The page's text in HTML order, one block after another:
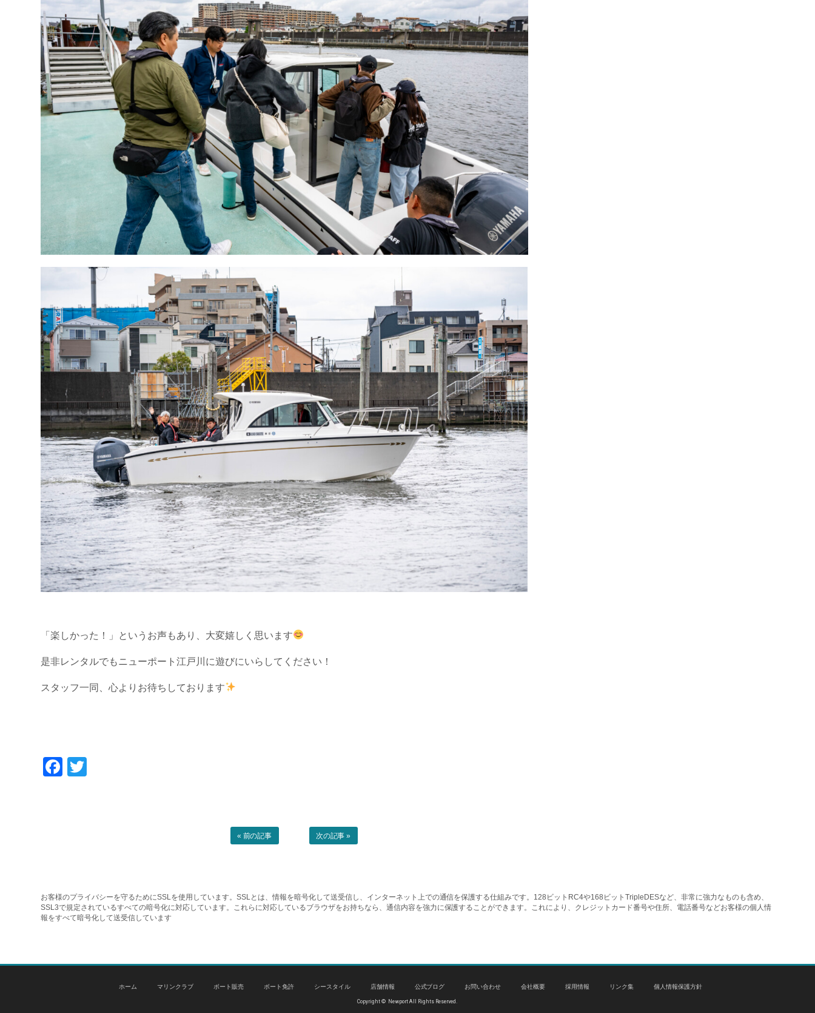
「楽しかった！」というお声もあり、大変嬉しく思います
是非レンタルでもニューポート江戸川に遊びにいらしてください！
スタッフ一同、心よりお待ちしております
Facebook
« 前の記事 次の記事 »
お客様のプライバシーを守るためにSSLを使用しています。SSLとは、情報を暗号化して送受信し、インターネット上での通信を保護する仕組みです。128ビットRC4や168ビットTripleDESなど、非常に強力なものも含め、
SSL3で規定されているすべての暗号化に対応しています。これらに対応しているブラウザをお持ちなら、通信内容を強力に保護することができます。これにより、クレジットカード番号や住所、電話番号などお客様の個人情
報をすべて暗号化して送受信しています
ホーム マリンクラブ ボート販売 ボート免許 シースタイル 店舗情報 公式ブログ お問い合わせ 会社概要 採用情報 リンク集 個人情報保護方針
Copyright © Newport All Rights Reserved.